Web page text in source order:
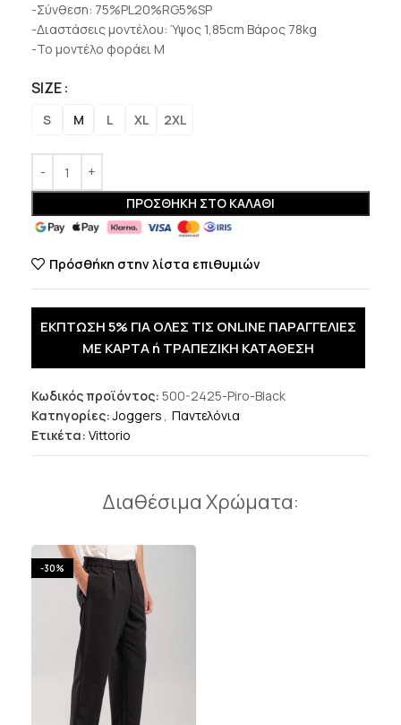
-Σύνθεση: 75%PL20%RG5%SP
-Διαστάσεις μοντέλου: Ύψος 1,85cm Βάρος 78kg
-Το μοντέλο φοράει Μ
SIZE
S M L XL 2XL
ΠΡΟΣΘΉΚΗ ΣΤΟ ΚΑΛΆΘΙ
Πρόσθήκη στην λίστα επιθυμιών
ΕΚΠΤΩΣΗ 5% ΓΙΑ ΟΛΕΣ ΤΙΣ ONLINE ΠΑΡΑΓΓΕΛΙΕΣ
ΜΕ ΚΑΡΤΑ ή ΤΡΑΠΕΖΙΚΗ ΚΑΤΑΘΕΣΗ
Κωδικός προϊόντος: 500-2425-Piro-Black
Κατηγορίες: Joggers , Παντελόνια
Ετικέτα: Vittorio
Διαθέσιμα Χρώματα:
-30%